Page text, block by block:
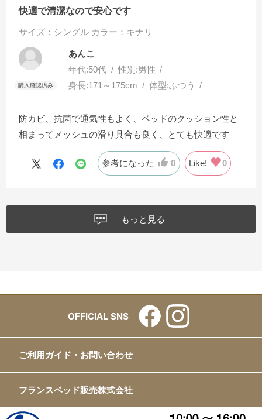
快適で清潔なので安心です
サイズ：シングル カラー：キナリ
あんこ
年代:50代 性別:男性
身長:171～175cm 体型:ふつう
防カビ、抗菌で通気性もよく、ベッドのクッション性と
相まってメッシュの滑り具合も良く、とても快適です
参考になった 0 Like! 0
もっと見る
OFFICIAL SNS
ご利用ガイド・お問い合わせ
フランスベッド販売株式会社